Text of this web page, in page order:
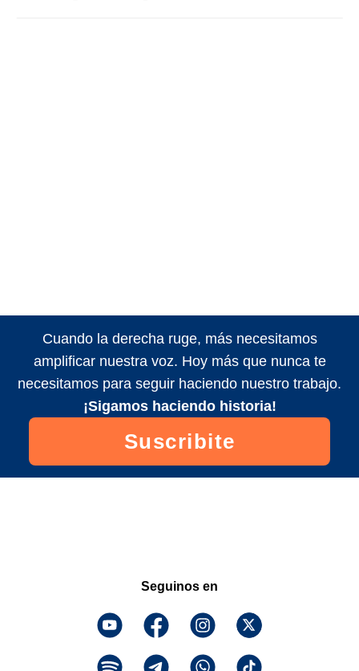
Cuando la derecha ruge, más necesitamos
amplificar nuestra voz. Hoy más que nunca te
necesitamos para seguir haciendo nuestro trabajo.
¡Sigamos haciendo historia!
Suscribite
Seguinos en